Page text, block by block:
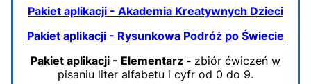
Pakiet aplikacji - Akademia Kreatywnych Dzieci
Pakiet aplikacji - Rysunkowa Podróż po Świecie
Pakiet aplikacji - Elementarz - zbiór ćwiczeń w
pisaniu liter alfabetu i cyfr od 0 do 9.